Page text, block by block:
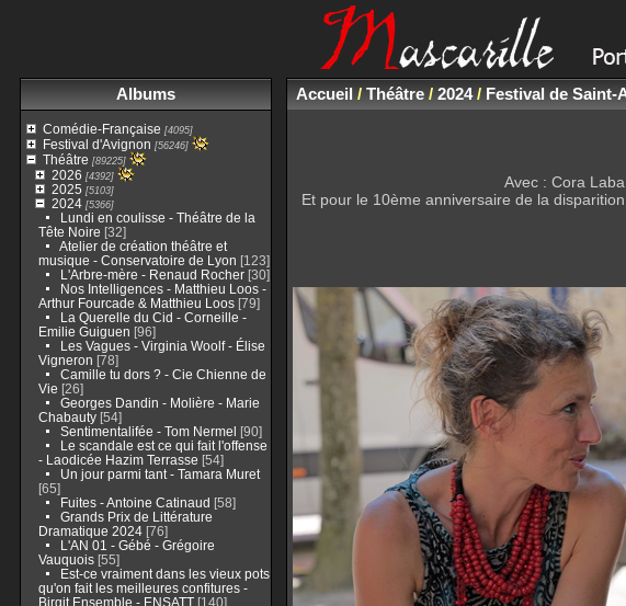
Albums
Comédie-Française [4095]
Festival d'Avignon [56246]
Théâtre [89225]
2026 [4392]
2025 [5103]
2024[5366]
Lundi en coulisse - Théâtre de la
Tête Noire [32]
Atelier de création théâtre et
musique - Conservatoire de Lyon [123]
L'Arbre-mère - Renaud Rocher[30]
Nos Intelligences - Matthieu Loos -
Arthur Fourcade & Matthieu Loos[79]
La Querelle du Cid - Corneille -
Emilie Guiguen [96]
Les Vagues - Virginia Woolf - Élise
Vigneron [78]
Camille tu dors ? - Cie Chienne de
Vie [26]
Georges Dandin - Molière - Marie
Chabauty[54]
Sentimentalifée - Tom Nermel [90]
Le scandale est ce qui fait l'offense
- Laodicée Hazim Terrasse [54]
Un jour parmi tant - Tamara Muret
[65]
Fuites - Antoine Catinaud [58]
Grands Prix de Littérature
Dramatique 2024[76]
L'AN 01 - Gébé - Grégoire
Vauquois[55]
Est-ce vraiment dans les vieux pots
qu'on fait les meilleures confitures -
Birgit Ensemble - ENSATT[140]
Accueil/ Théâtre/ 2024/ Festival de Saint-
Avec : Cora
Et pour le 10ème anniversaire de la